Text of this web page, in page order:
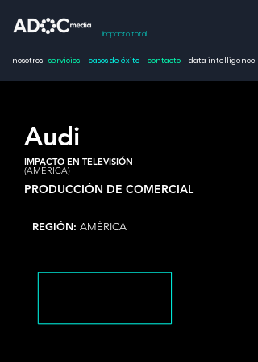
impacto total
nosotros servicios casos de éxito contacto data intelligence
Audi
IMPACTO EN TELEVISIÓN
(AMÉRICA)
PRODUCCIÓN DE COMERCIAL
REGIÓN: AMÉRICA